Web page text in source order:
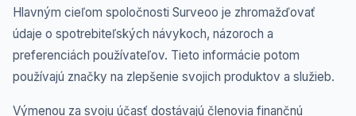
Hlavným cieľom spoločnosti Surveoo je zhromažďovať
údaje o spotrebiteľských návykoch, názoroch a
preferenciách používateľov. Tieto informácie potom
používajú značky na zlepšenie svojich produktov a služieb.
Výmenou za svoju účasť dostávajú členovia finančnú